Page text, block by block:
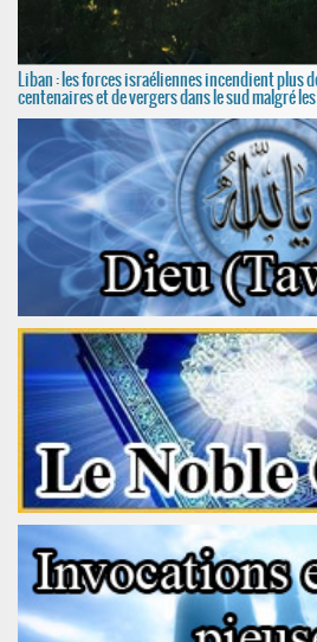
Liban : les forces israéliennes incendient plus
centenaires et de vergers dans le sud malgré